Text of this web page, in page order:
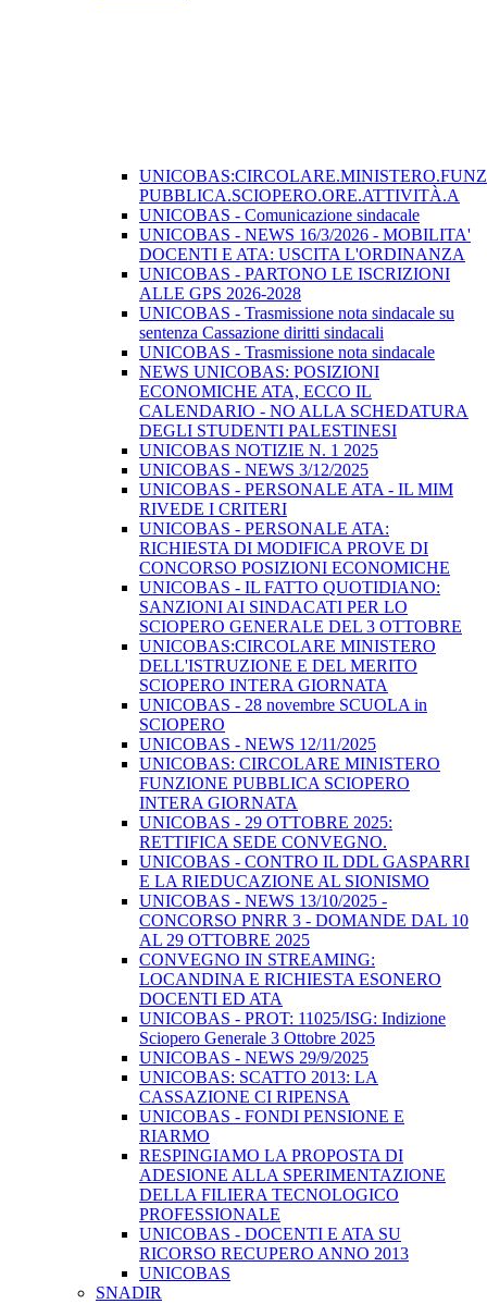
PUBBLICA.SCIOPERO.ORE.ATTIVITÀ.A
UNICOBAS - Comunicazione sindacale
UNICOBAS - NEWS 16/3/2026 - MOBILITA'
DOCENTI E ATA: USCITA L'ORDINANZA
UNICOBAS - PARTONO LE ISCRIZIONI
ALLE GPS 2026-2028
UNICOBAS - Trasmissione nota sindacale su
sentenza Cassazione diritti sindacali
UNICOBAS - Trasmissione nota sindacale
NEWS UNICOBAS: POSIZIONI
ECONOMICHE ATA, ECCO IL
CALENDARIO - NO ALLA SCHEDATURA
DEGLI STUDENTI PALESTINESI
UNICOBAS NOTIZIE N. 1 2025
UNICOBAS - NEWS 3/12/2025
UNICOBAS - PERSONALE ATA - IL MIM
RIVEDE I CRITERI
UNICOBAS - PERSONALE ATA:
RICHIESTA DI MODIFICA PROVE DI
CONCORSO POSIZIONI ECONOMICHE
UNICOBAS - IL FATTO QUOTIDIANO:
SANZIONI AI SINDACATI PER LO
SCIOPERO GENERALE DEL 3 OTTOBRE
UNICOBAS:CIRCOLARE MINISTERO
DELL'ISTRUZIONE E DEL MERITO
SCIOPERO INTERA GIORNATA
UNICOBAS - 28 novembre SCUOLA in
SCIOPERO
UNICOBAS - NEWS 12/11/2025
UNICOBAS: CIRCOLARE MINISTERO
FUNZIONE PUBBLICA SCIOPERO
INTERA GIORNATA
UNICOBAS - 29 OTTOBRE 2025:
RETTIFICA SEDE CONVEGNO.
UNICOBAS - CONTRO IL DDL GASPARRI
E LA RIEDUCAZIONE AL SIONISMO
UNICOBAS - NEWS 13/10/2025 -
CONCORSO PNRR 3 - DOMANDE DAL 10
AL 29 OTTOBRE 2025
CONVEGNO IN STREAMING:
LOCANDINA E RICHIESTA ESONERO
DOCENTI ED ATA
UNICOBAS - PROT: 11025/ISG: Indizione
Sciopero Generale 3 Ottobre 2025
UNICOBAS - NEWS 29/9/2025
UNICOBAS: SCATTO 2013: LA
CASSAZIONE CI RIPENSA
UNICOBAS - FONDI PENSIONE E
RIARMO
RESPINGIAMO LA PROPOSTA DI
ADESIONE ALLA SPERIMENTAZIONE
DELLA FILIERA TECNOLOGICO
PROFESSIONALE
UNICOBAS - DOCENTI E ATA SU
RICORSO RECUPERO ANNO 2013
UNICOBAS
SNADIR